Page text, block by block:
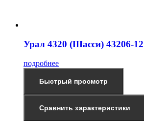
Урал 4320 (Шасси) 43206-
подробнее
Быстрый просмотр
Сравнить характеристики